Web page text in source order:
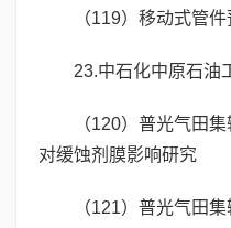
（119）移动式管
23.中石化中原石油
（120）普光气田
对缓蚀剂膜影响研究
（121）普光气田